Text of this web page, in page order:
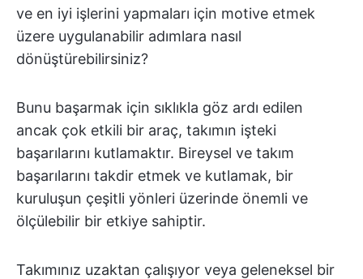
ve en iyi işlerini yapmaları için motive etmek
üzere uygulanabilir adımlara nasıl
dönüştürebilirsiniz?
Bunu başarmak için sıklıkla göz ardı edilen
ancak çok etkili bir araç, takımın işteki
başarılarını kutlamaktır. Bireysel ve takım
başarılarını takdir etmek ve kutlamak, bir
kuruluşun çeşitli yönleri üzerinde önemli ve
ölçülebilir bir etkiye sahiptir.
Takımınız uzaktan çalışıyor veya geleneksel bir